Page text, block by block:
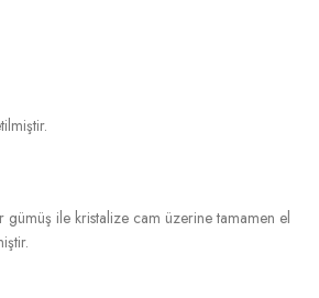
gümüş ile kristalize cam üzerine tamamen el